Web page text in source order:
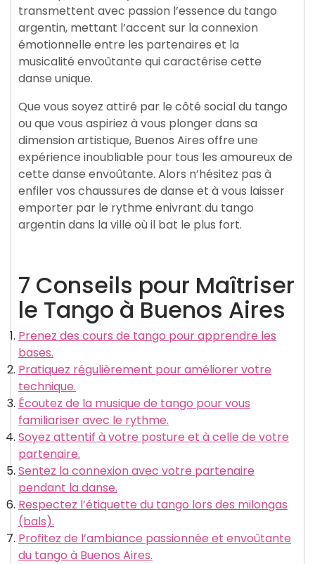
transmettent avec passion l’essence du tango
argentin, mettant l’accent sur la connexion
émotionnelle entre les partenaires et la
musicalité envoûtante qui caractérise cette
danse unique.
Que vous soyez attiré par le côté social du tango
ou que vous aspiriez à vous plonger dans sa
dimension artistique, Buenos Aires offre une
expérience inoubliable pour tous les amoureux de
cette danse envoûtante. Alors n’hésitez pas à
enfiler vos chaussures de danse et à vous laisser
emporter par le rythme enivrant du tango
argentin dans la ville où il bat le plus fort.
7 Conseils pour Maîtriser
le Tango à Buenos Aires
Prenez des cours de tango pour apprendre les
bases.
Pratiquez régulièrement pour améliorer votre
technique.
Écoutez de la musique de tango pour vous
familiariser avec le rythme.
Soyez attentif à votre posture et à celle de votre
partenaire.
Sentez la connexion avec votre partenaire
pendant la danse.
Respectez l’étiquette du tango lors des milongas
(bals).
Profitez de l’ambiance passionnée et envoûtante
du tango à Buenos Aires.